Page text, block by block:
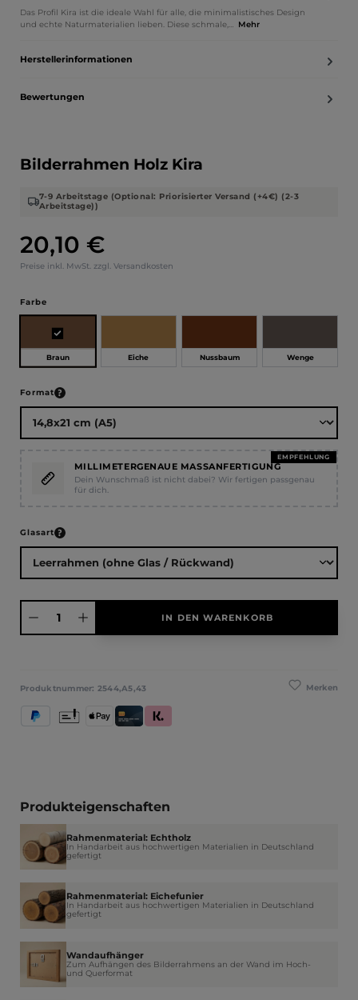
Das Profil Kira ist die ideale Wahl für alle, die minimalistisches Design
und echte Naturmaterialien lieben. Diese schmale,… Mehr
Herstellerinformationen
Bewertungen
Bilderrahmen Holz Kira
Regulärer Preis:
20,10 €
Preise inkl. MwSt. zzgl. Versandkosten
7-9 Arbeitstage (Optional: Priorisierter Versand (+4€) (2-3
Arbeitstage))
Farbeauswählen
Braun Eiche Nussbaum Wenge
Formatauswählen
EMPFEHLUNG
MILLIMETERGENAUE MASSANFERTIGUNG
Dein Wunschmaß ist nicht dabei? Wir fertigen passgenau
für dich.
Glasartauswählen
Produkt Anzahl: Gib den gewünschten Wert ein oder benutze die
IN DEN WARENKORB
Merken
Produktnummer: 2544,A5,43
PayPal Apple PayKredit- und Debitkarte
Klarna (Rechnung / Ratenkauf / Sofort)
Vorkasse
Produkteigenschaften
Rahmenmaterial: Echtholz
In Handarbeit aus hochwertigen Materialien in Deutschland
gefertigt
Rahmenmaterial: Eichefunier
In Handarbeit aus hochwertigen Materialien in Deutschland
gefertigt
Wandaufhänger
Zum Aufhängen des Bilderrahmens an der Wand im Hoch-
und Querformat